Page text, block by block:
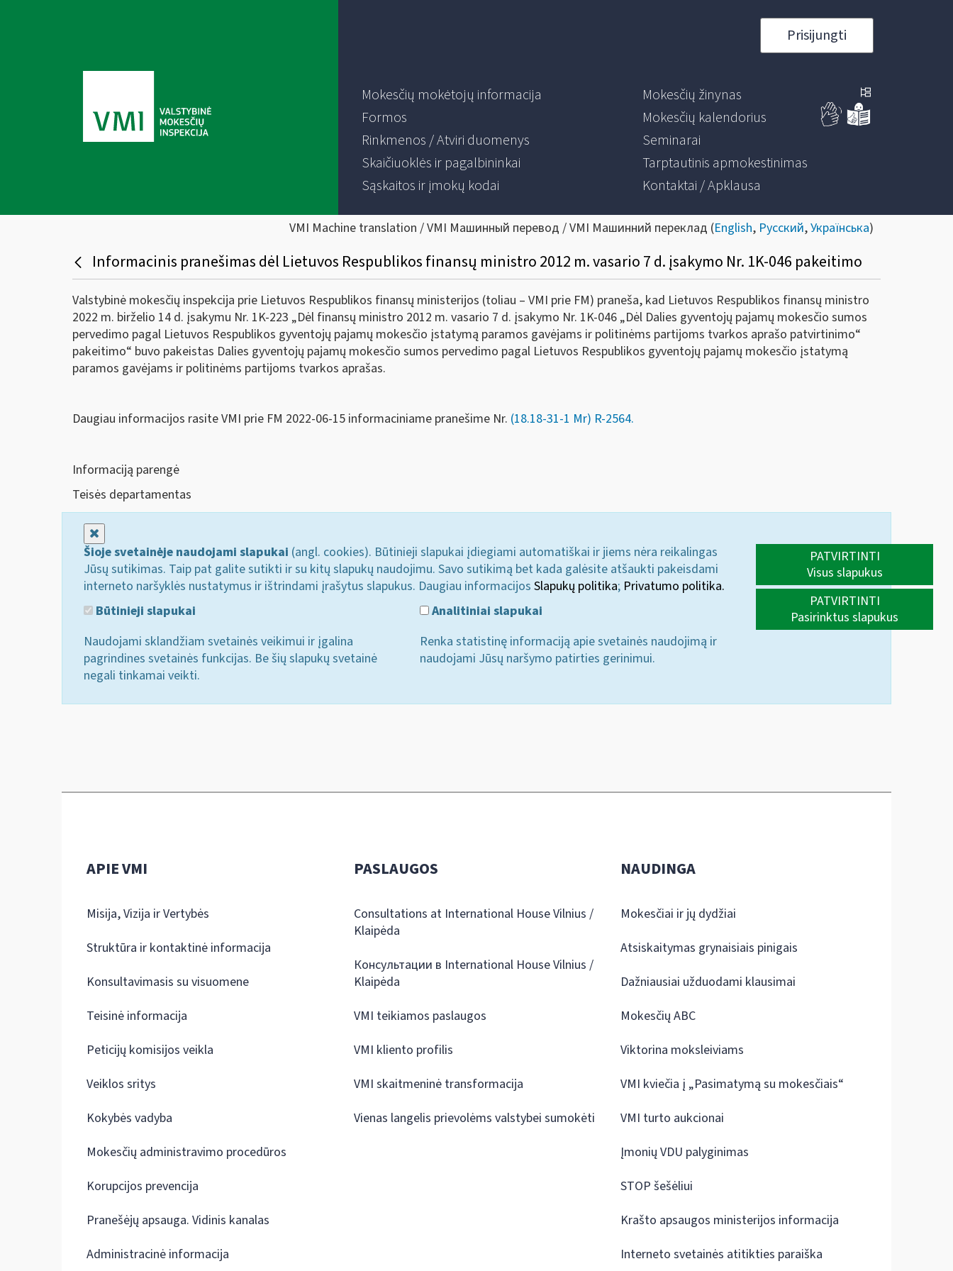
Prisijungti
Mokesčių mokėtojų informacija
Formos
Rinkmenos / Atviri duomenys
Skaičiuoklės ir pagalbininkai
Sąskaitos ir įmokų kodai
Mokesčių žinynas
Mokesčių kalendorius
Seminarai
Tarptautinis apmokestinimas
Kontaktai / Apklausa
VMI Machine translation / VMI Машинный перевод / VMI Машинний переклад (English, Русский,Українська)
Informacinis pranešimas dėl Lietuvos Respublikos finansų ministro 2012 m. vasario 7 d. įsakymo Nr. 1K-046 pakeitimo
Valstybinė mokesčių inspekcija prie Lietuvos Respublikos finansų ministerijos (toliau – VMI prie FM) praneša, kad Lietuvos Respublikos finansų ministro
2022 m. birželio 14 d. įsakymu Nr. 1K-223 „Dėl finansų ministro 2012 m. vasario 7 d. įsakymo Nr. 1K-046 „Dėl Dalies gyventojų pajamų mokesčio sumos
pervedimo pagal Lietuvos Respublikos gyventojų pajamų mokesčio įstatymą paramos gavėjams ir politinėms partijoms tvarkos aprašo patvirtinimo“
pakeitimo“ buvo pakeistas Dalies gyventojų pajamų mokesčio sumos pervedimo pagal Lietuvos Respublikos gyventojų pajamų mokesčio įstatymą
paramos gavėjams ir politinėms partijoms tvarkos aprašas.
Daugiau informacijos rasite VMI prie FM 2022-06-15 informaciniame pranešime Nr. (18.18-31-1 Mr) R-2564.
Informaciją parengė
Teisės departamentas
Šioje svetainėje naudojami slapukai (angl. cookies). Būtinieji slapukai įdiegiami automatiškai ir jiems nėra reikalingas
Jūsų sutikimas. Taip pat galite sutikti ir su kitų slapukų naudojimu. Savo sutikimą bet kada galėsite atšaukti pakeisdami
interneto naršyklės nustatymus ir ištrindami įrašytus slapukus. Daugiau informacijos Slapukų politika; Privatumo politika.
Būtinieji slapukai
Naudojami sklandžiam svetainės veikimui ir įgalina
pagrindines svetainės funkcijas. Be šių slapukų svetainė
negali tinkamai veikti.
Analitiniai slapukai
Renka statistinę informaciją apie svetainės naudojimą ir
naudojami Jūsų naršymo patirties gerinimui.
PATVIRTINTI
Visus slapukus
PATVIRTINTI
Pasirinktus slapukus
APIE VMI
Misija, Vizija ir Vertybės
Struktūra ir kontaktinė informacija
Konsultavimasis su visuomene
Teisinė informacija
Peticijų komisijos veikla
Veiklos sritys
Kokybės vadyba
Mokesčių administravimo procedūros
Korupcijos prevencija
Pranešėjų apsauga. Vidinis kanalas
Administracinė informacija
PASLAUGOS
Consultations at International House Vilnius /
Klaipėda
Консультации в International House Vilnius /
Klaipėda
VMI teikiamos paslaugos
VMI kliento profilis
VMI skaitmeninė transformacija
Vienas langelis prievolėms valstybei sumokėti
NAUDINGA
Mokesčiai ir jų dydžiai
Atsiskaitymas grynaisiais pinigais
Dažniausiai užduodami klausimai
Mokesčių ABC
Viktorina moksleiviams
VMI kviečia į „Pasimatymą su mokesčiais“
VMI turto aukcionai
Įmonių VDU palyginimas
STOP šešėliui
Krašto apsaugos ministerijos informacija
Interneto svetainės atitikties paraiška